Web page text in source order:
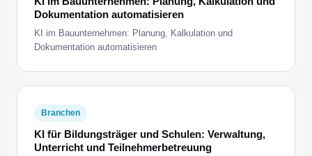
Dokumentation automatisieren
KI im Bauunternehmen: Planung, Kalkulation und
Dokumentation automatisieren
Branchen
KI für Bildungsträger und Schulen: Verwaltung,
Unterricht und Teilnehmerbetreuung